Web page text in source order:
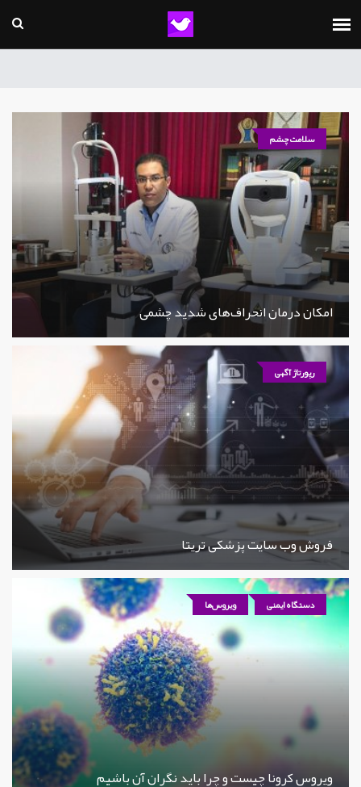
سلامت چشم
امکان درمان انحراف‌های شدید چشمی
رپورتاژ آگهی
فروش وب سایت پزشکی تریتا
دستگاه ایمنی ویروس‌ها
ویروس کرونا چیست و چرا باید نگران آن باشیم